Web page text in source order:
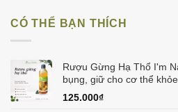
CÓ THỂ BẠN THÍCH
Rượu Gừng Hạ Thổ I'm
bụng, giữ cho cơ thể
125.000₫